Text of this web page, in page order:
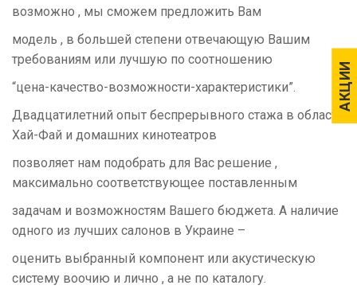
АКЦИИ
АКЦИИ
возможно , мы сможем предложить Вам
модель , в большей степени отвечающую Вашим
требованиям или лучшую по соотношению
“цена-качество-возможности-характеристики”.
Двадцатилетний опыт беспрерывного стажа в области
Хай-Фай и домашних кинотеатров
позволяет нам подобрать для Вас решение ,
максимально соответствующее поставленным
задачам и возможностям Вашего бюджета. А наличие
одного из лучших салонов в Украине –
оценить выбранный компонент или акустическую
систему воочию и лично , а не по каталогу.